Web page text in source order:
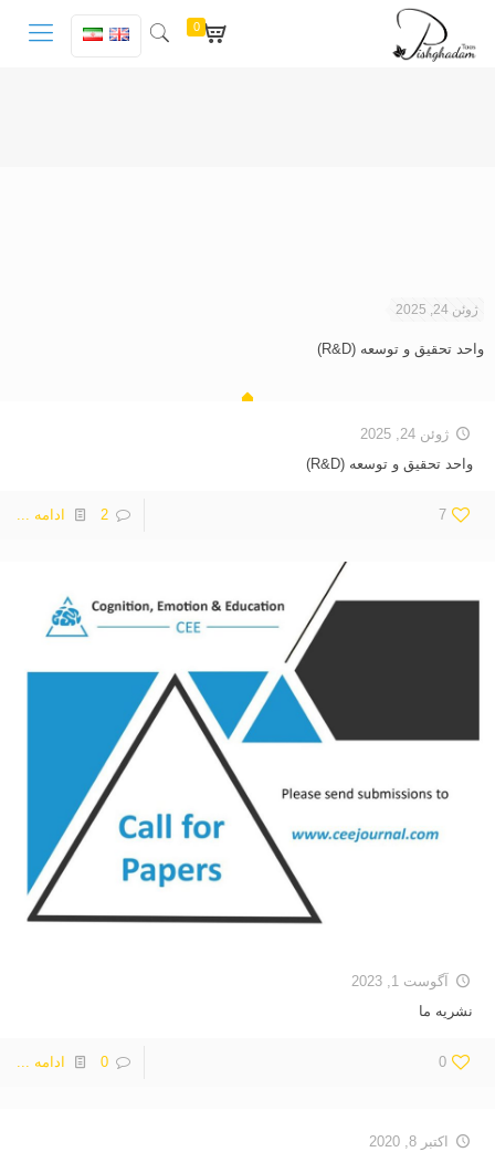
0
ژوئن 24, 2025
واحد تحقیق و توسعه (R&D)
ژوئن 24, 2025
واحد تحقیق و توسعه (R&D)
7
2 ادامه ...
آگوست 1, 2023
نشریه ما
0
0 ادامه ...
اکتبر 8, 2020